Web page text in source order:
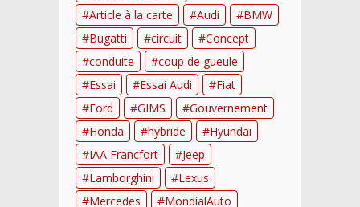
Article à la carte
Audi
BMW
Bugatti
circuit
Concept
conduite
coup de gueule
Essai
Essai Audi
Fiat
Ford
GIMS
Gouvernement
Honda
hybride
Hyundai
IAA Francfort
Jeep
Lamborghini
Lexus
Mercedes
MondialAuto